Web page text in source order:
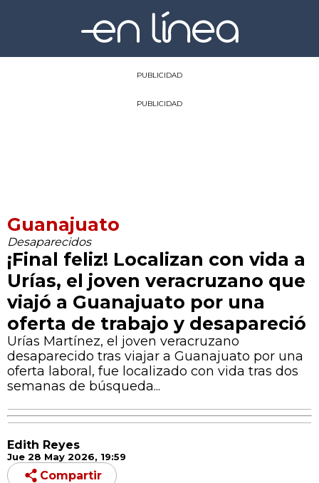
PUBLICIDAD
PUBLICIDAD
Guanajuato
Desaparecidos
¡Final feliz! Localizan con vida a
Urías, el joven veracruzano que
viajó a Guanajuato por una
oferta de trabajo y desapareció
Urías Martínez, el joven veracruzano
desaparecido tras viajar a Guanajuato por una
oferta laboral, fue localizado con vida tras dos
semanas de búsqueda...
Edith Reyes
Jue 28 May 2026, 19:59
Compartir